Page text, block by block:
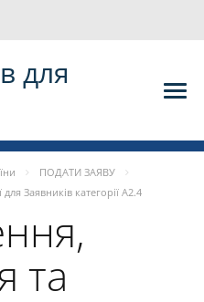
для
ПОДАТИ ЗАЯВУ
Заявників категорії A2.4
та